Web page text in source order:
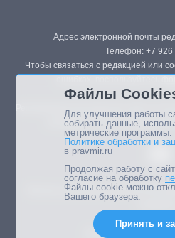
Адрес электронной почты
Телефон: +7 926
Чтобы связаться с редакцией или
Републикация материалов сайта в
возможна только с
Мнение авторов статей портала
Дизайн сайта -
Файлы
Для улучшения работы
собирать данные,
метрические программы.
Политике обработки и
в pravmir.ru
Продолжая работу с
согласие на обработку
Файлы cookie можно
Вашего браузера.
Принять и